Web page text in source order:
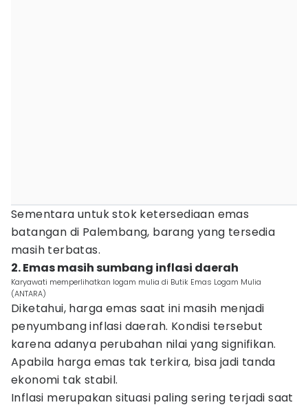
Sementara untuk stok ketersediaan emas
batangan di Palembang, barang yang tersedia
masih terbatas.
2. Emas masih sumbang inflasi daerah
Karyawati memperlihatkan logam mulia di Butik Emas Logam Mulia
(ANTARA)
Diketahui, harga emas saat ini masih menjadi
penyumbang inflasi daerah. Kondisi tersebut
karena adanya perubahan nilai yang signifikan.
Apabila harga emas tak terkira, bisa jadi tanda
ekonomi tak stabil.
Inflasi merupakan situasi paling sering terjadi saat